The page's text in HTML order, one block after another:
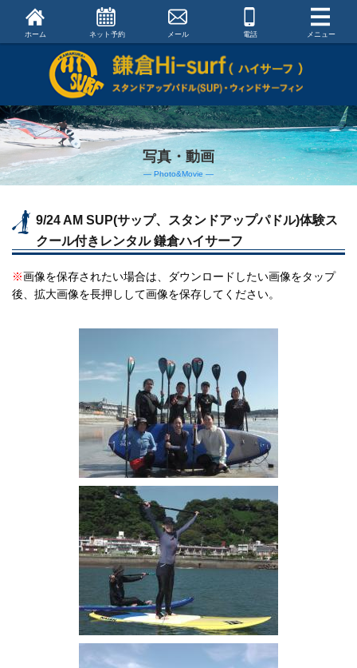
ホーム ネット予約 メール 電話 メニュー
写真・動画
― Photo&Movie ―
9/24 AM SUP(サップ、スタンドアップパドル)体験ス
クール付きレンタル 鎌倉ハイサーフ
※画像を保存されたい場合は、ダウンロードしたい画像をタップ
後、拡大画像を長押しして画像を保存してください。